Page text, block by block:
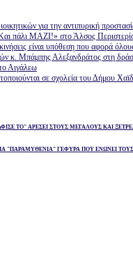
για την αντιπυρική
πάλι ΜΑΖΙ!» στο Άλσος
είναι υπόθεση που αφορά
κ. Μπάμπης Αλεξανδράτος στη
Αιγάλεω
σε σχολεία του Δήμου
ΤΟ" ΑΡΕΣΕΙ ΣΤΟΥΣ ΜΕΓΑΛΟΥΣ ΚΑΙ
ΜΙΑ "ΠΑΡΑΜΥΘΕΝΙΑ" ΓΕΦΥΡΑ ΠΟΥ ΕΝΩΝΕΙ